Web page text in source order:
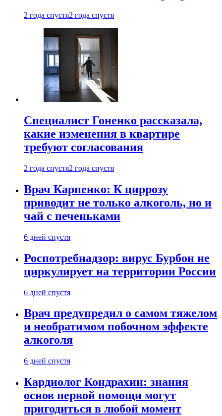
2 года спустя2 года спустя
Специалист Гоненко рассказала,
какие изменения в квартире
требуют согласования
2 года спустя2 года спустя
Врач Карпенко: К циррозу
приводит не только алкоголь, но и
чай с печеньками
6 дней спустя
Роспотребнадзор: вирус Бурбон не
циркулирует на территории России
6 дней спустя
Врач предупредил о самом тяжелом
и необратимом побочном эффекте
алкоголя
6 дней спустя
Кардиолог Кондрахин: знания
основ первой помощи могут
пригодиться в любой момент